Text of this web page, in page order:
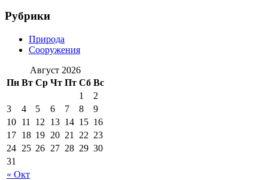
Рубрики
Природа
Сооружения
Август 2026
Пн Вт Ср Чт Пт Сб Вс
« Окт
1
2
3
4 5 6 7 8
9
10 11 12 13 14 15 16
17 18 19 20 21 22 23
24 25 26 27 28 29 30
31